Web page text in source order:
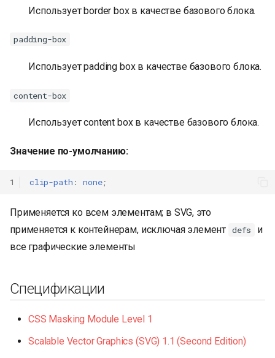
Использует border box в качестве базового блока.
padding-box
Использует padding box в качестве базового блока.
content-box
Использует content box в качестве базового блока.
Значение по-умолчанию:
1 clip-path : none;
Применяется ко всем элементам; в SVG, это
применяется к контейнерам, исключая элемент defs
и
все графические элементы
Спецификации
CSS Masking Module Level 1
Scalable Vector Graphics (SVG) 1.1 (Second Edition)